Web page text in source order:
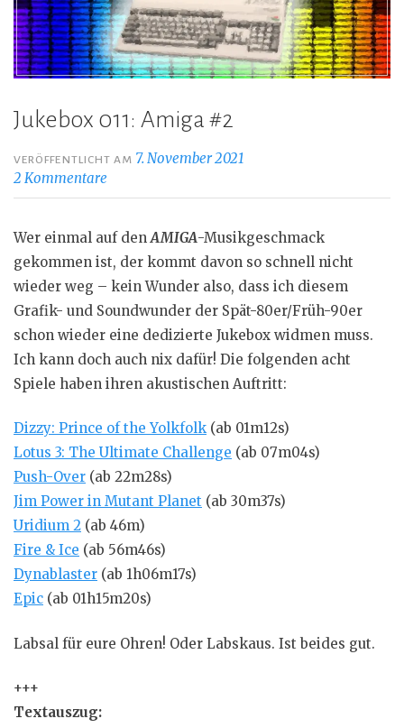
Jukebox 011: Amiga #2
VERÖFFENTLICHT AM 7. November 2021
2 Kommentare
Wer einmal auf den AMIGA-Musikgeschmack
gekommen ist, der kommt davon so schnell nicht
wieder weg – kein Wunder also, dass ich diesem
Grafik- und Soundwunder der Spät-80er/Früh-90er
schon wieder eine dedizierte Jukebox widmen muss.
Ich kann doch auch nix dafür! Die folgenden acht
Spiele haben ihren akustischen Auftritt:
Dizzy: Prince of the Yolkfolk (ab 01m12s)
Lotus 3: The Ultimate Challenge (ab 07m04s)
Push-Over (ab 22m28s)
Jim Power in Mutant Planet (ab 30m37s)
Uridium 2 (ab 46m)
Fire & Ice (ab 56m46s)
Dynablaster (ab 1h06m17s)
Epic (ab 01h15m20s)
Labsal für eure Ohren! Oder Labskaus. Ist beides gut.
+++
Textauszug: